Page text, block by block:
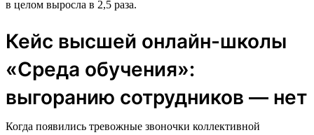
в целом выросла в 2,5 раза.
Кейс высшей онлайн-школы
«Среда обучения»:
выгоранию сотрудников — нет
Когда появились тревожные звоночки коллективной